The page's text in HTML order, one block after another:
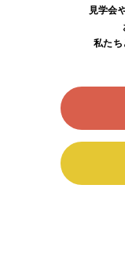
見学会
私たち